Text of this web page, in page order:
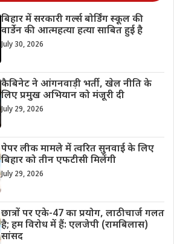
बिहार में सरकारी गर्ल्स बोर्डिंग स्कूल की
वार्डेन की आत्महत्या हत्या साबित हुई है
July 30, 2026
कैबिनेट ने आंगनवाड़ी भर्ती, खेल नीति के
लिए प्रमुख अभियान को मंजूरी दी
July 29, 2026
पेपर लीक मामले में त्वरित सुनवाई के लिए
बिहार को तीन एफटीसी मिलेंगी
July 29, 2026
छात्रों पर एके-47 का प्रयोग, लाठीचार्ज गलत
है; हम विरोध में हैं: एलजेपी (रामबिलास)
सांसद